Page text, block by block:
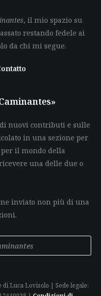
, il mio spazio su
restando fedele ai
da chi mi segue.
nuovi contributi e sulle
in una sezione per
il mondo della
una delle due o
inviato non più di una
Luca Lovisolo | Sede legale: